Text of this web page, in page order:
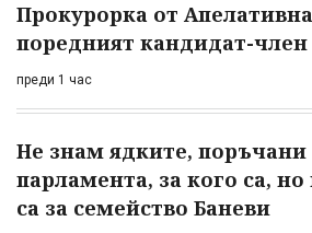
Прокурорка от
поредният кандидат-член
преди 1 час
Не знам ядките, поръчани
парламента, за кого са,
са за семейство Баневи